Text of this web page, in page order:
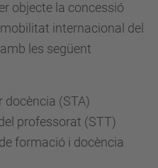
objecte la concessió
internacional del
les següent
(STA)
professorat (STT)
formació i docència